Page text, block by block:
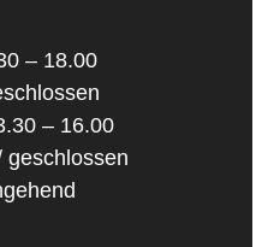
– 18.00
– 16.00
geschlossen